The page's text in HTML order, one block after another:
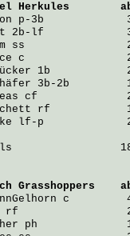
Herkules
p-3b             3
2b-lf             3
ss                2
c                2
1b            2
3b-2b
cf              2
rf            1
lf-p             2
Grasshoppers
c         4
rf                 2
ph              1